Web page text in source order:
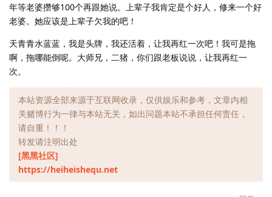
年等老婆攒够100个再跟她说。上辈子我肯定是个好人，修来一个好
老婆。她应该是上辈子欠我的吧！
天青青水蓝蓝，我是头牌，我还活着，让我再红一次吧！我可是拖
啊，拖哪能倒呢。大师兄，二猪，你们跟老板说说，让我再红一
次。
本站资源全部来源于互联网收录，仅供娱乐和参考，文章内相
关赌博行为一律与本站无关，如出问题本站不承担任何责任，
请自重！！！
转发请注明出处
[黑黑社区]
https://heiheishequ.net